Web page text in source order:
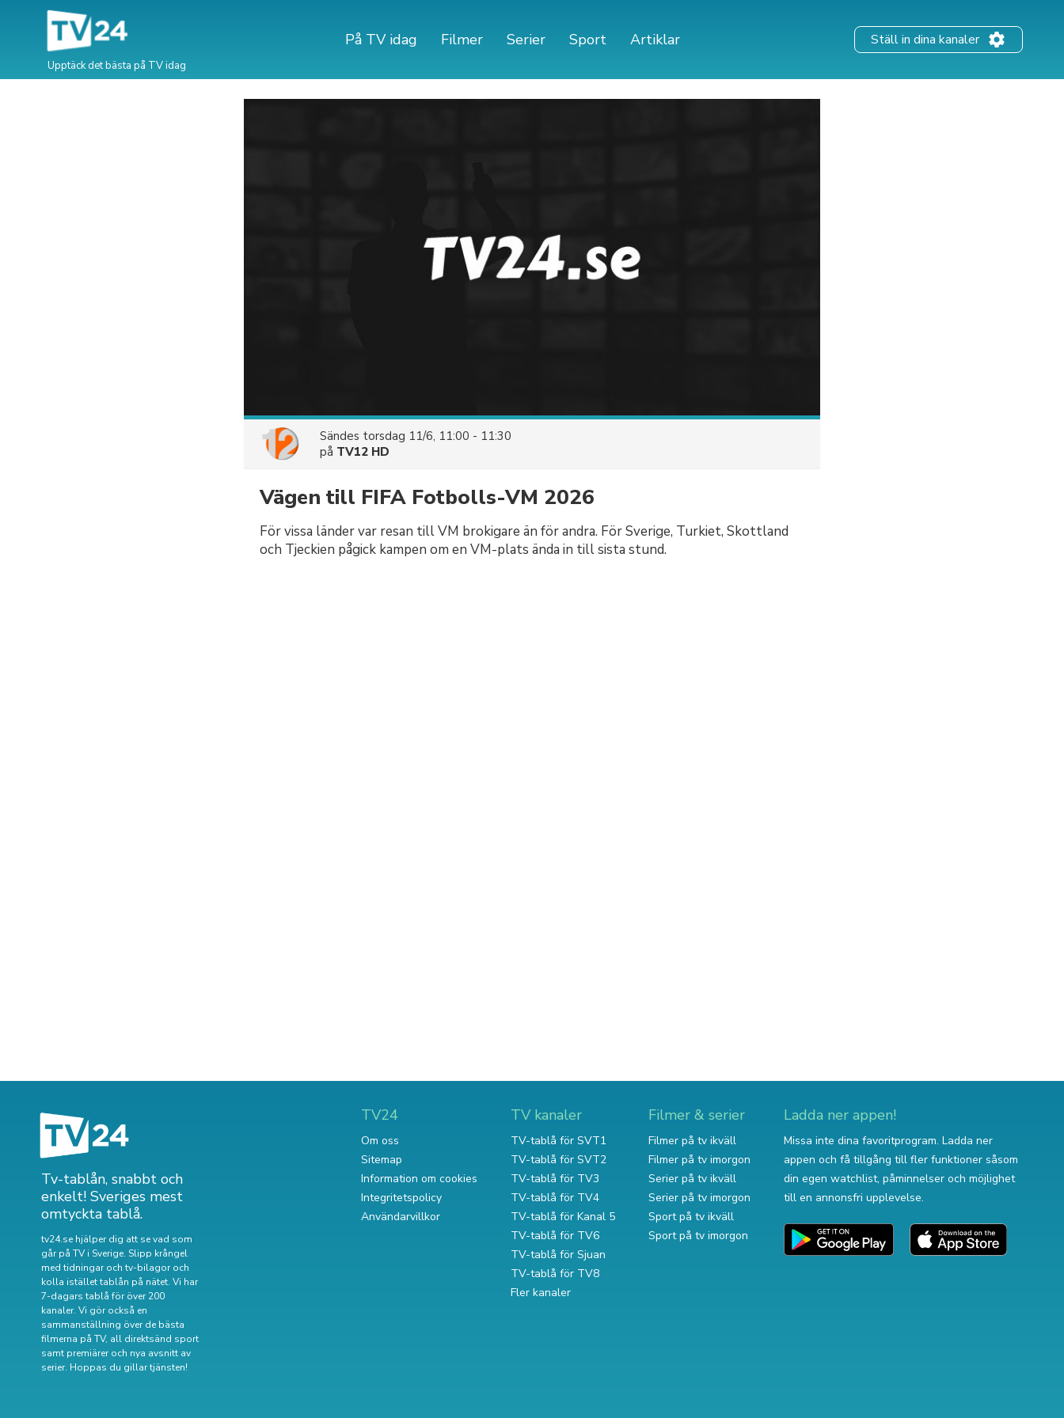
Upptäck det bästa på TV idag
På TV idag Filmer Serier Sport Artiklar Ställ in dina kanaler
Sändes torsdag 11/6, 11:00 - 11:30
på TV12 HD
Vägen till FIFA Fotbolls-VM 2026
För vissa länder var resan till VM brokigare än för andra. För Sverige, Turkiet, Skottland
och Tjeckien pågick kampen om en VM-plats ända in till sista stund.
Tv-tablån, snabbt och
enkelt! Sveriges mest
omtyckta tablå.
tv24.se hjälper dig att se vad som
går på TV i Sverige. Slipp krångel
med tidningar och tv-bilagor och
kolla istället tablån på nätet. Vi har
7-dagars tablå för över 200
kanaler. Vi gör också en
sammanställning överde bästa
filmerna på TV, all direktsänd sport
samt premiärer och nya avsnitt av
serier. Hoppas du gillar tjänsten!
TV24
Om oss
Sitemap
Information om cookies
Integritetspolicy
Användarvillkor
TV kanaler
TV-tablå för SVT1
TV-tablå för SVT2
TV-tablå för TV3
TV-tablå för TV4
TV-tablå för Kanal 5
TV-tablå för TV6
TV-tablå för Sjuan
TV-tablå för TV8
Fler kanaler
Filmer & serier
Filmer på tv ikväll
Filmer på tv imorgon
Serier på tv ikväll
Serier på tv imorgon
Sport på tv ikväll
Sport på tv imorgon
Ladda ner appen!
Missa inte dina favoritprogram. Ladda ner
appen och få tillgång till fler funktioner såsom
din egen watchlist, påminnelser och möjlighet
till en annonsfri upplevelse.